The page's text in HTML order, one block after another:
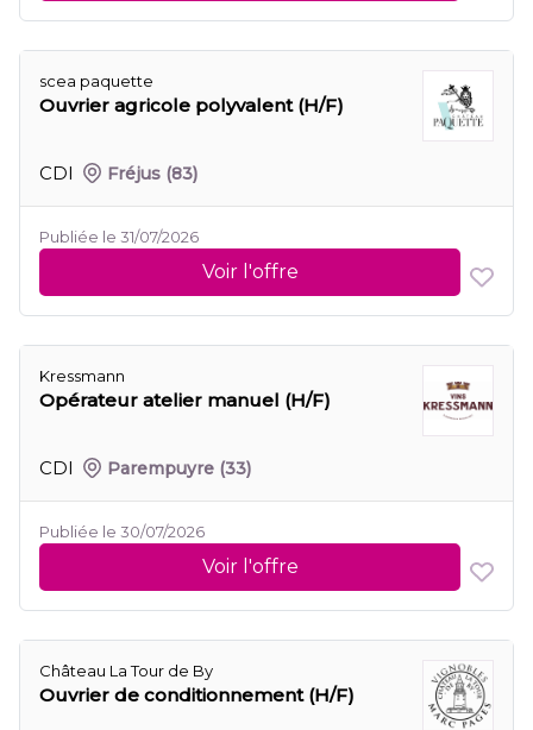
scea paquette
Ouvrier agricole polyvalent (H/F)
CDI Fréjus (83)
Publiée le 31/07/2026
Voir l'offre
Kressmann
Opérateur atelier manuel (H/F)
CDI Parempuyre (33)
Publiée le 30/07/2026
Voir l'offre
Château La Tour de By
Ouvrier de conditionnement (H/F)